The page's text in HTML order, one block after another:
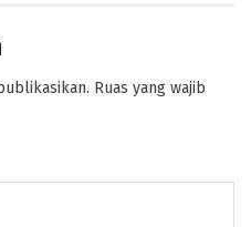
Ruas yang wajib